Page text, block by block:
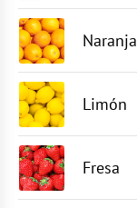
Naranja
Limón
Fresa